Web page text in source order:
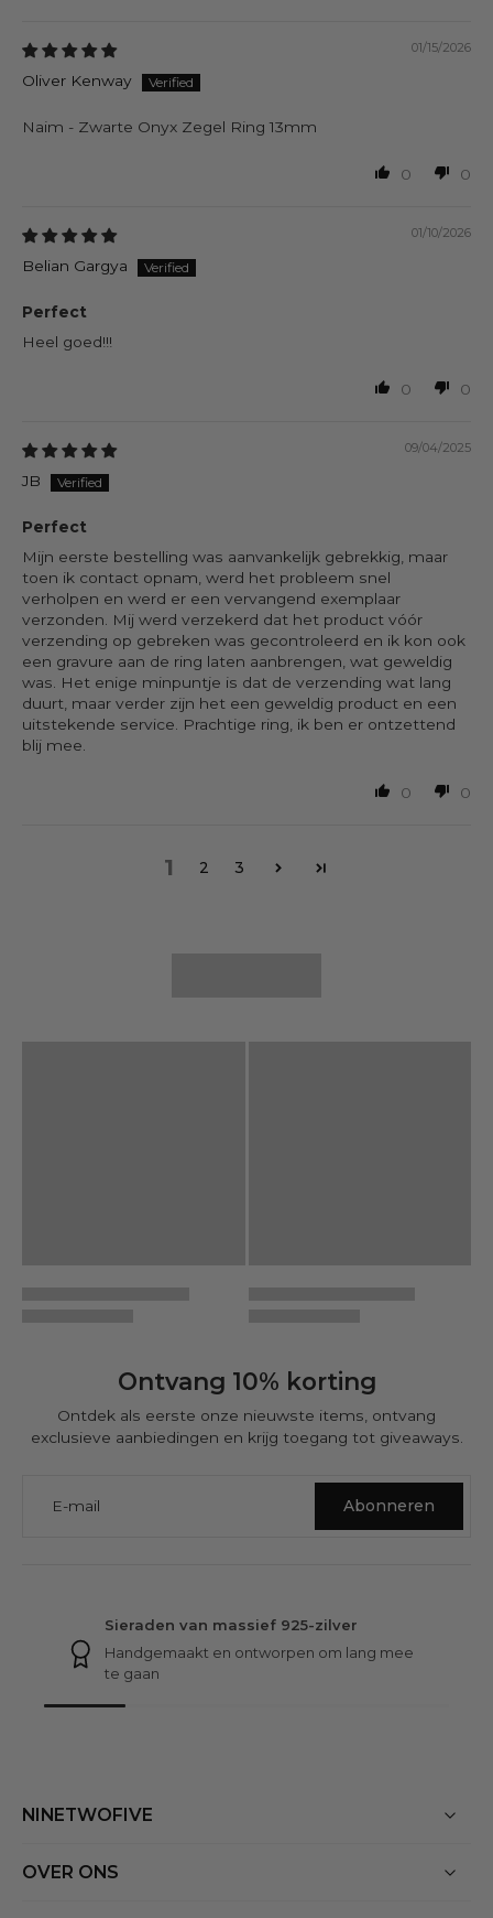
01/15/2026
Oliver Kenway
Naim - Zwarte Onyx Zegel Ring 13mm
0 0
01/10/2026
Belian Gargya
Perfect
Heel goed!!!
0 0
09/04/2025
JB
Perfect
Mijn eerste bestelling was aanvankelijk gebrekkig, maar
toen ik contact opnam, werd het probleem snel
verholpen en werd er een vervangend exemplaar
verzonden. Mij werd verzekerd dat het product vóór
verzending op gebreken was gecontroleerd en ik kon ook
een gravure aan de ring laten aanbrengen, wat geweldig
was. Het enige minpuntje is dat de verzending wat lang
duurt, maar verder zijn het een geweldig product en een
uitstekende service. Prachtige ring, ik ben er ontzettend
blij mee.
0 0
1 2 3
Ontvang 10% korting
Ontdek als eerste onze nieuwste items, ontvang
exclusieve aanbiedingen en krijg toegang tot giveaways.
E-mail Abonneren
Sieraden van massief 925-zilver
Handgemaakt en ontworpen om lang mee
te gaan
NINETWOFIVE
OVER ONS